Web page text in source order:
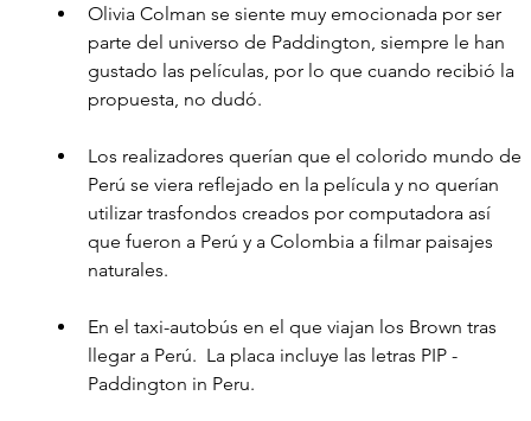
Olivia Colman se siente muy emocionada por ser
parte del universo de Paddington, siempre le han
gustado las películas, por lo que cuando recibió la
propuesta, no dudó.
Los realizadores querían que el colorido mundo de
Perú se viera reflejado en la película y no querían
utilizar trasfondos creados por computadora así
que fueron a Perú y a Colombia a filmar paisajes
naturales.
En el taxi-autobús en el que viajan los Brown tras
llegar a Perú.  La placa incluye las letras PIP -
Paddington in Peru.